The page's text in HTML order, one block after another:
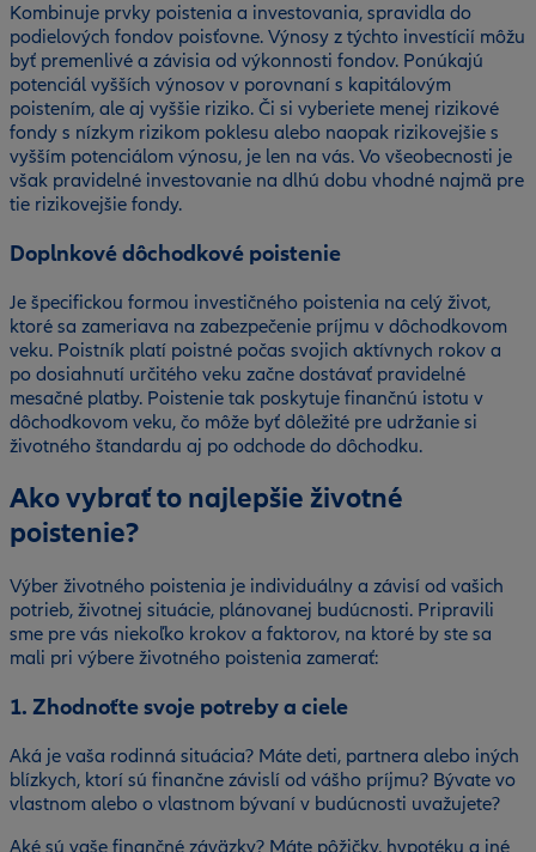
Kombinuje prvky poistenia a investovania, spravidla do
podielových fondov poisťovne. Výnosy z týchto investícií môžu
byť premenlivé a závisia od výkonnosti fondov. Ponúkajú
potenciál vyšších výnosov v porovnaní s kapitálovým
poistením, ale aj vyššie riziko. Či si vyberiete menej rizikové
fondy s nízkym rizikom poklesu alebo naopak rizikovejšie s
vyšším potenciálom výnosu, je len na vás. Vo všeobecnosti je
však pravidelné investovanie na dlhú dobu vhodné najmä pre
tie rizikovejšie fondy.
Doplnkové dôchodkové poistenie
Je špecifickou formou investičného poistenia na celý život,
ktoré sa zameriava na zabezpečenie príjmu v dôchodkovom
veku. Poistník platí poistné počas svojich aktívnych rokov a
po dosiahnutí určitého veku začne dostávať pravidelné
mesačné platby. Poistenie tak poskytuje finančnú istotu v
dôchodkovom veku, čo môže byť dôležité pre udržanie si
životného štandardu aj po odchode do dôchodku.
Ako vybrať to najlepšie životné
poistenie?
Výber životného poistenia je individuálny a závisí od vašich
potrieb, životnej situácie, plánovanej budúcnosti. Pripravili
sme pre vás niekoľko krokov a faktorov, na ktoré by ste sa
mali pri výbere životného poistenia zamerať:
1. Zhodnoťte svoje potreby a ciele
Aká je vaša rodinná situácia? Máte deti, partnera alebo iných
blízkych, ktorí sú finančne závislí od vášho príjmu? Bývate vo
vlastnom alebo o vlastnom bývaní v budúcnosti uvažujete?
Aké sú vaše finančné záväzky? Máte pôžičky, hypotéku a iné